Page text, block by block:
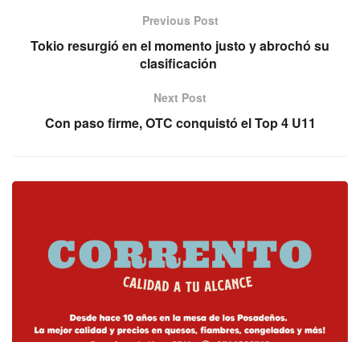
Previous Post
Tokio resurgió en el momento justo y abrochó su
clasificación
Next Post
Con paso firme, OTC conquistó el Top 4 U11